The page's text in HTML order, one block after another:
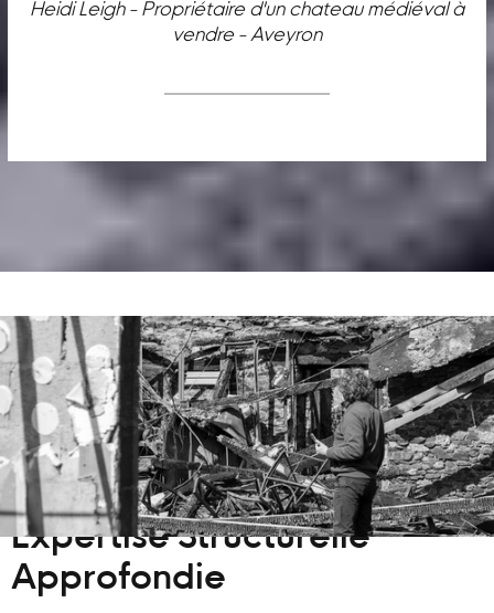
Heidi Leigh - Propriétaire d'un chateau médiéval à
vendre - Aveyron
Expertise Structurelle
Approfondie